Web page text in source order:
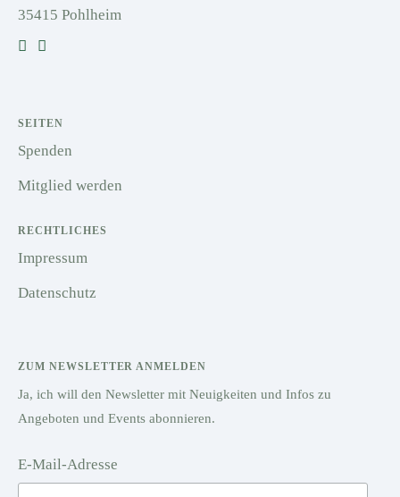
35415 Pohlheim
SEITEN
Spenden
Mitglied werden
RECHTLICHES
Impressum
Datenschutz
ZUM NEWSLETTER ANMELDEN
Ja, ich will den Newsletter mit Neuigkeiten und Infos zu
Angeboten und Events abonnieren.
E-Mail-Adresse